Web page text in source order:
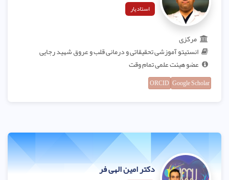
استادیار
مرکزی
انستیتو آموزشی تحقیقاتی و درمانی قلب و عروق شهید رجایی
عضو هیئت علمی تمام وقت
Google Scholar
ORCID
دکتر امین الهی فر